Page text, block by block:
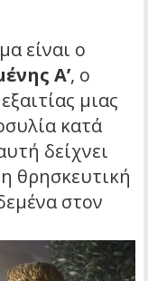
είναι ο
Α’, ο
μιας
κατά
δείχνει
θρησκευτική
στον